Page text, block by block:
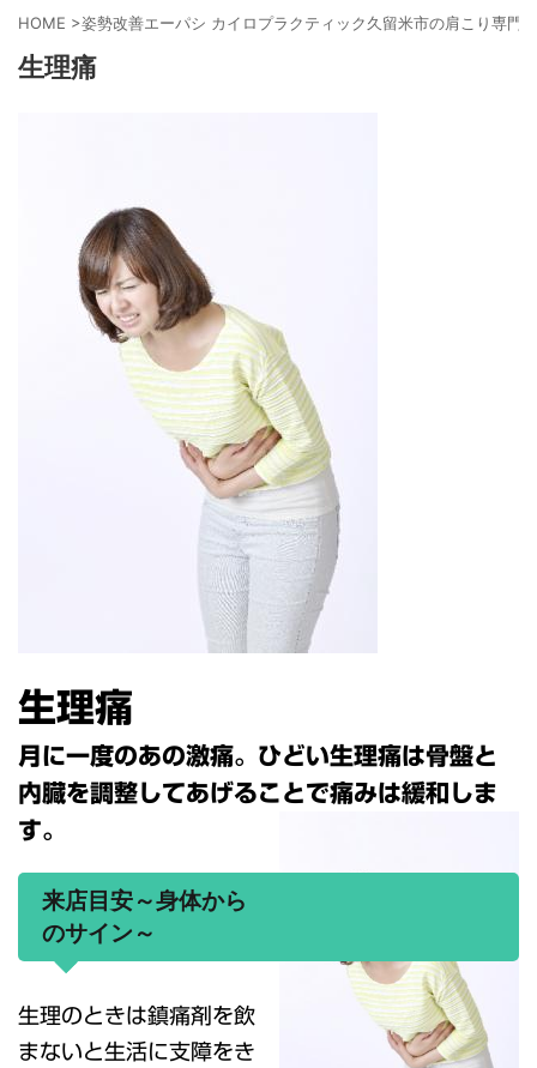
HOME >姿勢改善エーパシ カイロプラクティック久留米市の肩こり専門院
生理痛
生理痛
月に一度のあの激痛。ひどい生理痛は骨盤と
内臓を調整してあげることで痛みは緩和しま
す。
来店目安～身体から
のサイン～
生理のときは鎮痛剤を飲
まないと生活に支障をき